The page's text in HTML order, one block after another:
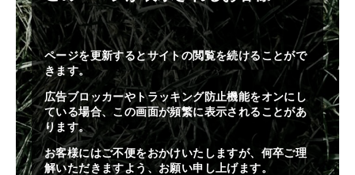
ページを更新するとサイトの閲覧を続けることがで
きます。
広告ブロッカーやトラッキング防止機能をオンにし
ている場合、この画面が頻繁に表示されることがあ
ります。
お客様にはご不便をおかけいたしますが、何卒ご理
解いただきますよう、お願い申し上げます。